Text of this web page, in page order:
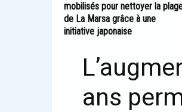
mobilisés pour nettoyer la
de La Marsa grâce à une
initiative japonaise
ans